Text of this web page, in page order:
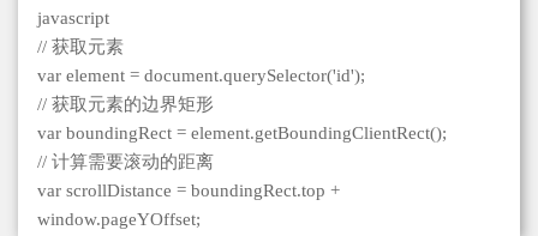
javascript
// 获取元素
var element = document.querySelector('id');
// 获取元素的边界矩形
var boundingRect = element.getBoundingClientRect();
// 计算需要滚动的距离
var scrollDistance = boundingRect.top +
window.pageYOffset;